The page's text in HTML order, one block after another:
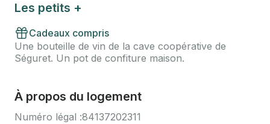
Les petits +
Cadeaux compris
Une bouteille de vin de la cave coopérative de
Séguret. Un pot de confiture maison.
À propos du logement
Numéro légal :84137202311